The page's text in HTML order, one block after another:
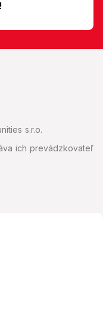
s.r.o.
ich prevádzkovateľ